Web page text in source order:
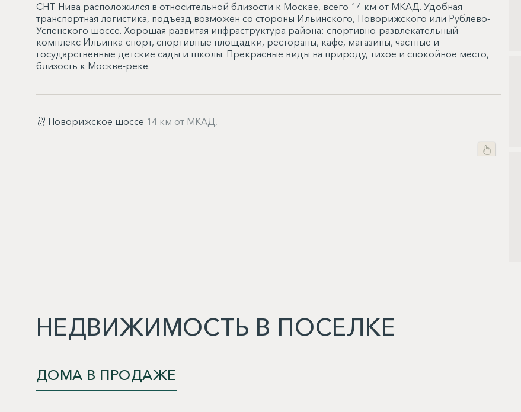
СНТ Нива расположился в относительной близости к Москве, всего 14 км от МКАД. Удобная
транспортная логистика, подъезд возможен со стороны Ильинского, Новорижского или Рублево-
Успенского шоссе. Хорошая развитая инфраструктура района: спортивно-развлекательный
комплекс Ильинка-спорт, спортивные площадки, рестораны, кафе, магазины, частные и
государственные детские сады и школы. Прекрасные виды на природу, тихое и спокойное место,
близость к Москве-реке.
Новорижское шоссе 14 км от МКАД,
НЕДВИЖИМОСТЬ В ПОСЕЛКЕ
ДОМА В ПРОДАЖЕ